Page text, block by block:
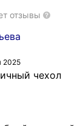
отзывы
2025
чехол